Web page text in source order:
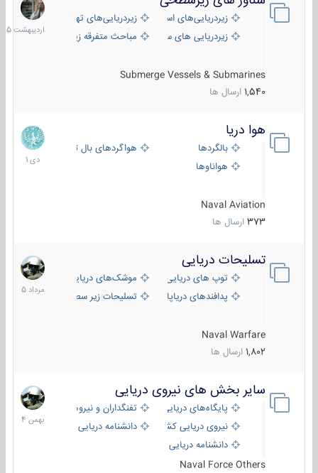
زیردریایی‌های استراتژیکزیردریایی‌های تهاجمی
زیردریایی های سبک
مباحث متفرقه زیرسطحی
Submerge Vessels & Submarines
1,540 ارسال ها
1405
هوا دریا
بالگردها
هواگردهای بال ثابت
هواناوها
Naval Aviation
373 ارسال ها
12
دی
1401
تسلیحات دریایی
توپ های دریایی
موشک‌های دریایی
پدافندهای دریاپایه
تسلیحات زیر سطحی
Naval Warfare
1,802 ارسال ها
2
مرداد
1405
سایر بخش های نیروی دریایی
پایگاه‌های دریایی
تفنگداران و نیروهای ویژه‌ی دریایی
نیروی دریایی کشورهای مختلفدانشنامه دریایی
دانشنامه دریایی کپی
Naval Force Others
22
بهمن
1404